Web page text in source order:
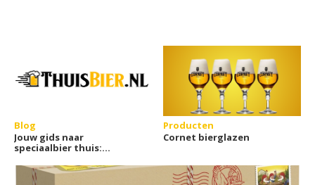
Blog
Jouw gids naar
speciaalbier thuis:
Producten
Cornet bierglazen